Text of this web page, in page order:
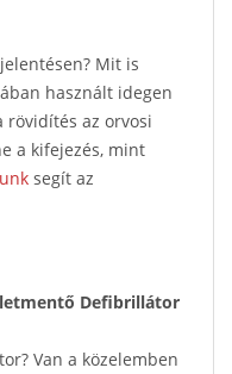
Mit is
használt idegen
rövidítés az orvosi
a kifejezés, mint
segít az
Defibrillátor
Van a közelemben